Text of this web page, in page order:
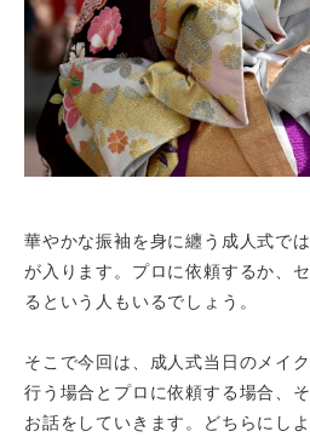
スタッフブログ
Gallery
お客様ギャラリー
Kimono Yuubi
華やかな振袖を身に纏う成人式で
が入ります。プロに依頼するか、
るという人もいるでしょう。
そこで今回は、成人式当日のメイ
行う場合とプロに依頼する場合、
お話をしていきます。どちらにし